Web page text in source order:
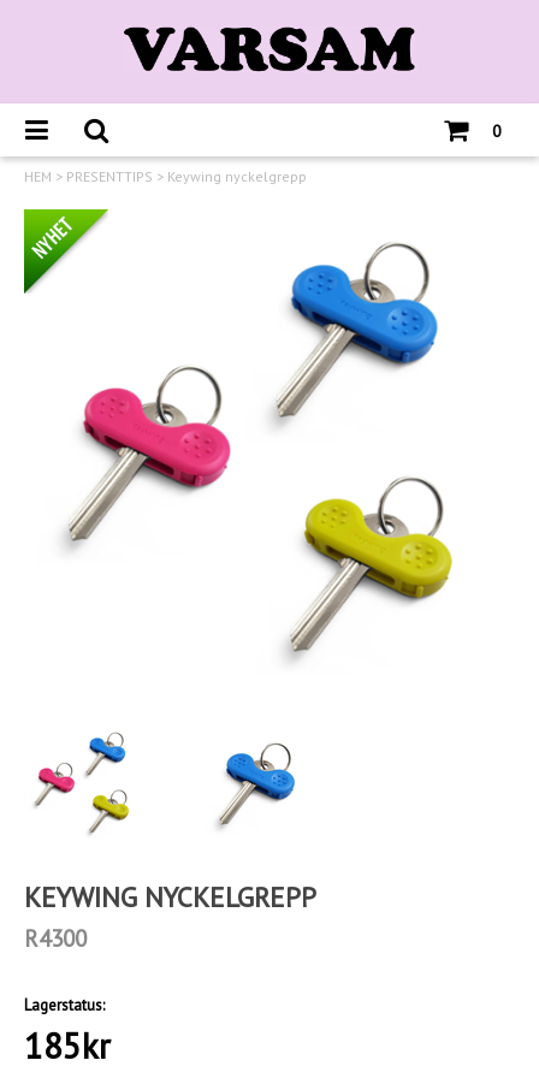
0
HEM > PRESENTTIPS > Keywing nyckelgrepp
KEYWING NYCKELGREPP
R4300
Lagerstatus:
185kr